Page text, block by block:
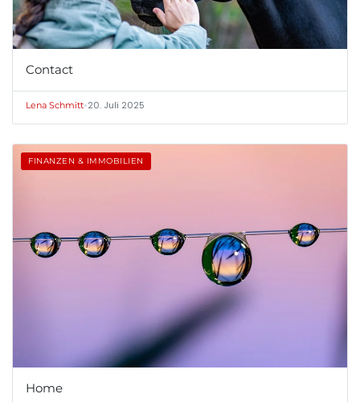
Contact
Lena Schmitt•20. Juli 2025
FINANZEN & IMMOBILIEN
Home